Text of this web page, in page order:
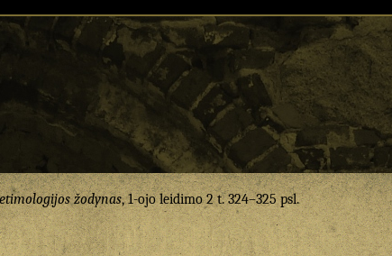
žodynas, 1-ojo leidimo 2 t. 324–325 psl.